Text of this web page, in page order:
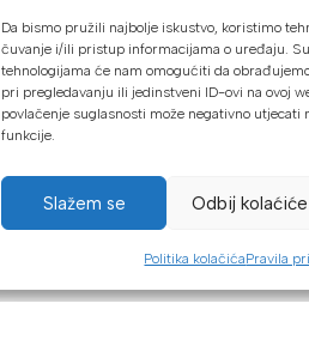
Da bismo pružili najbolje iskustvo, koristimo
čuvanje i/ili pristup informacijama o uređaju.
tehnologijama će nam omogućiti da
pri pregledavanju ili jedinstveni ID-ovi na ovoj
povlačenje suglasnosti može negativno utjecati
funkcije.
Slažem se Odbij kolaćiće
Politika kolačićaPravila
U našoj web
Kreditnim